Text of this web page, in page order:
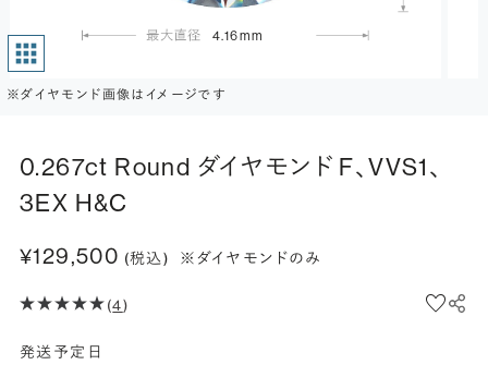
4.16mm
※ダイヤモンド画像はイメージです
0.267ct Round ダイヤモンド F、VVS1、
3EX H&C
¥129,500 (税込) ※ダイヤモンドのみ
(4)
発送予定日